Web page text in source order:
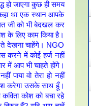
हो जाएगा कुछ ही समय
कहा था एक स्थान आपके
जी को भी बेदखल कर
के लिए काम किया है।
देखना चाहेंगे। NGO
करने में कोई हर्ज नहीं
में आप भी चाहते होंगे।
पाया वो तेरा हो नहीं
करेगा उसके साथ हूँ।
कोश को बचा रहे